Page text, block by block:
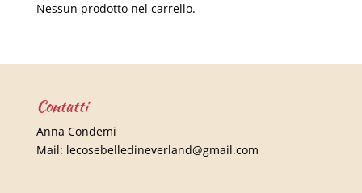
Nessun prodotto nel carrello.
Contatti
Anna Condemi
Mail: lecosebelledineverland@gmail.com